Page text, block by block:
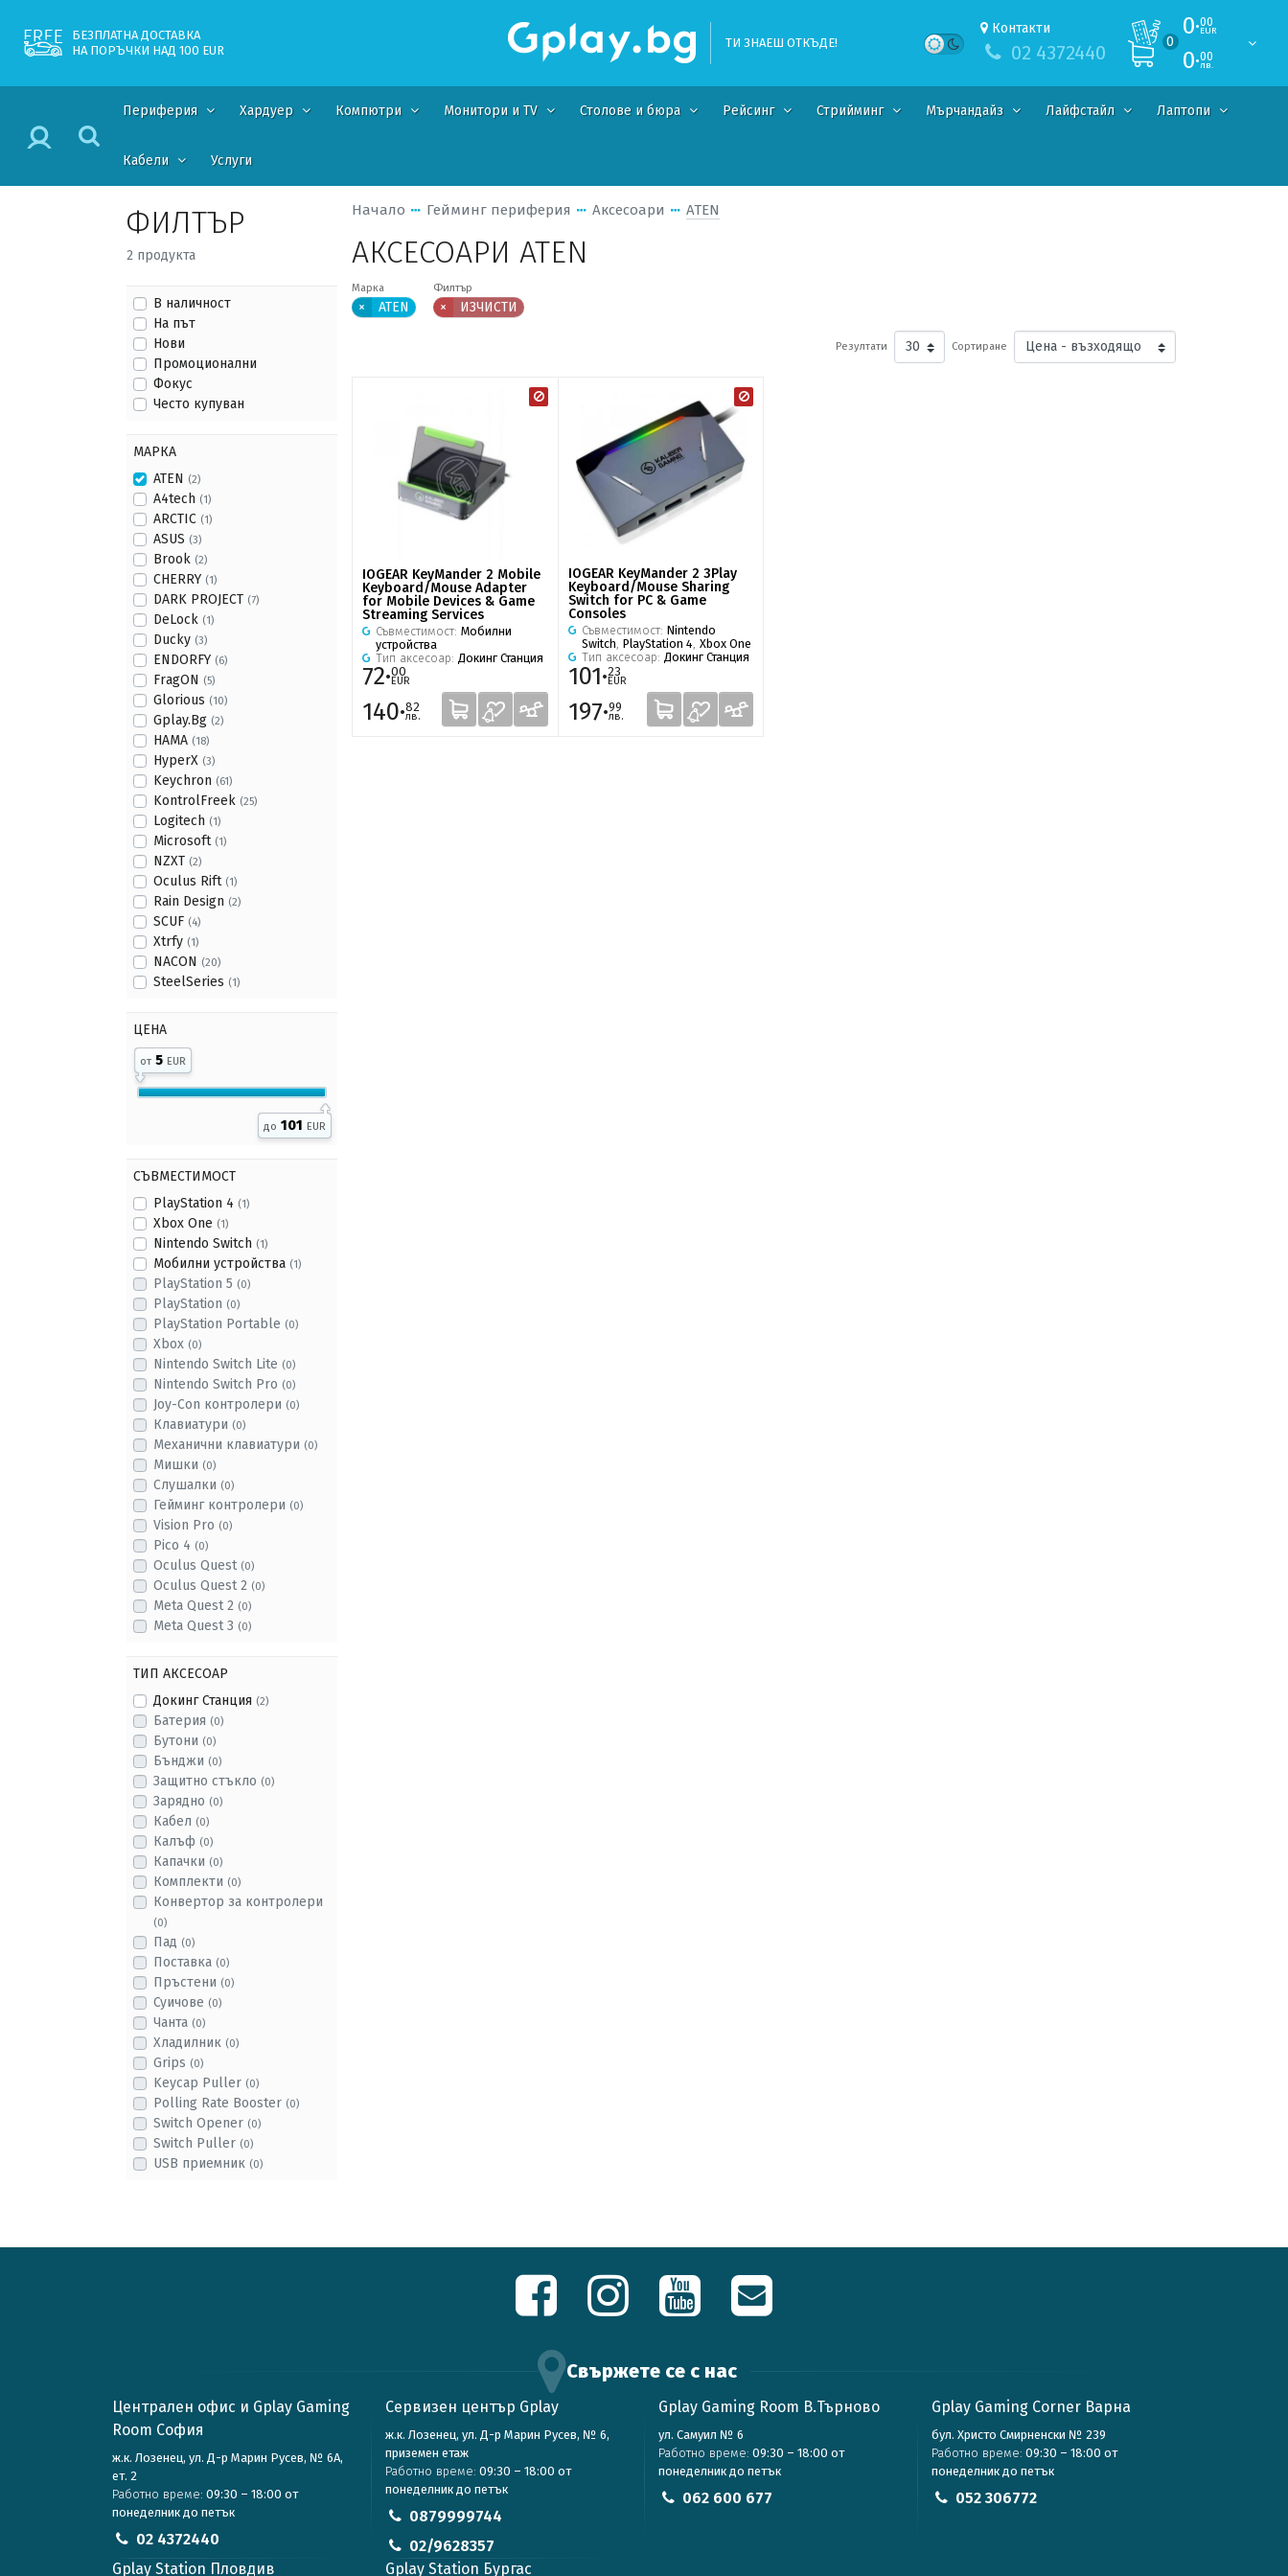
БЕЗПЛАТНА ДОСТАВКА
НА ПОРЪЧКИ НАД 100 EUR
ТИ ЗНАЕШ ОТКЪДЕ!
Контакти
02 4372440 0
0·00
EUR
0·00
лв.
Периферия Хардуер Компютри Монитори и TV Столове и бюра Рейсинг Стрийминг Мърчандайз Лайфстайл Лаптопи
Кабели Услуги
ФИЛТЪР
2 продукта
В наличност
На път
Нови
Промоционални
Фокус
Често купуван
МАРКА
ATEN (2)
A4tech (1)
ARCTIC (1)
ASUS (3)
Brook (2)
CHERRY (1)
DARK PROJECT (7)
DeLock (1)
Ducky (3)
ENDORFY (6)
FragON (5)
Glorious (10)
Gplay.Bg (2)
HAMA (18)
HyperX (3)
Keychron (61)
KontrolFreek (25)
Logitech (1)
Microsoft (1)
NZXT (2)
Oculus Rift (1)
Rain Design (2)
SCUF (4)
Xtrfy (1)
NACON (20)
SteelSeries (1)
ЦЕНА
от 5 EUR
до 101 EUR
СЪВМЕСТИМОСТ
PlayStation 4 (1)
Xbox One (1)
Nintendo Switch (1)
Мобилни устройства (1)
PlayStation 5 (0)
PlayStation (0)
PlayStation Portable (0)
Xbox (0)
Nintendo Switch Lite (0)
Nintendo Switch Pro (0)
Joy-Con контролери (0)
Клавиатури (0)
Механични клавиатури (0)
Мишки (0)
Слушалки (0)
Гейминг контролери (0)
Vision Pro (0)
Pico 4 (0)
Oculus Quest (0)
Oculus Quest 2 (0)
Meta Quest 2 (0)
Meta Quest 3 (0)
ТИП АКСЕСОАР
Докинг Станция (2)
Батерия (0)
Бутони (0)
Бънджи (0)
Защитно стъкло (0)
Зарядно (0)
Кабел (0)
Калъф (0)
Капачки (0)
Комплекти (0)
Конвертор за контролери
(0)
Пад (0)
Поставка (0)
Пръстени (0)
Суичове (0)
Чанта (0)
Хладилник (0)
Grips (0)
Keycap Puller (0)
Polling Rate Booster (0)
Switch Opener (0)
Switch Puller (0)
USB приемник (0)
Начало Гейминг периферия Аксесоари ATEN
АКСЕСОАРИ ATEN
Марка
× ATEN
Филтър
× ИЗЧИСТИ
Резултати Сортиране
IOGEAR KeyMander 2 Mobile
Keyboard/Mouse Adapter
for Mobile Devices & Game
Streaming Services
Съвместимост: Мобилни
устройства
Тип аксесоар: Докинг Станция
72·00
EUR
140·82
лв.
IOGEAR KeyMander 2 3Play
Keyboard/Mouse Sharing
Switch for PC & Game
Consoles
Съвместимост: Nintendo
Switch, PlayStation 4, Xbox One
Тип аксесоар: Докинг Станция
101·23
EUR
197·99
лв.
Свържете се с нас
Централен офис и Gplay Gaming
Room София
ж.к. Лозенец, ул. Д-р Марин Русев, № 6А,
ет. 2
Работно време: 09:30 – 18:00 от
понеделник до петък
02 4372440
Сервизен център Gplay
ж.к. Лозенец, ул. Д-р Марин Русев, № 6,
приземен етаж
Работно време: 09:30 – 18:00 от
понеделник до петък
0879999744
02/9628357
Gplay Gaming Room В.Търново
ул. Самуил № 6
Работно време: 09:30 – 18:00 от
понеделник до петък
062 600 677
Gplay Gaming Corner Варна
бул. Христо Смирненски № 239
Работно време: 09:30 – 18:00 от
понеделник до петък
052 306772
Gplay Station Пловдив Gplay Station Бургас